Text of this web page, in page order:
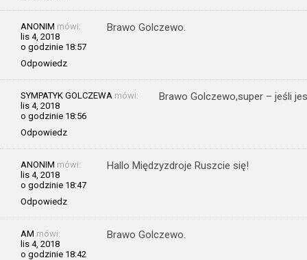
ANONIM mówi:
lis 4, 2018
o godzinie 18:57
Odpowiedz
Brawo Golczewo.
SYMPATYK GOLCZEWA mówi:
lis 4, 2018
o godzinie 18:56
Odpowiedz
Brawo Golczewo,super – jeśli
ANONIM mówi:
lis 4, 2018
o godzinie 18:47
Odpowiedz
Hallo Międzyzdroje Ruszcie się!
AM mówi:
lis 4, 2018
o godzinie 18:42
Brawo Golczewo.